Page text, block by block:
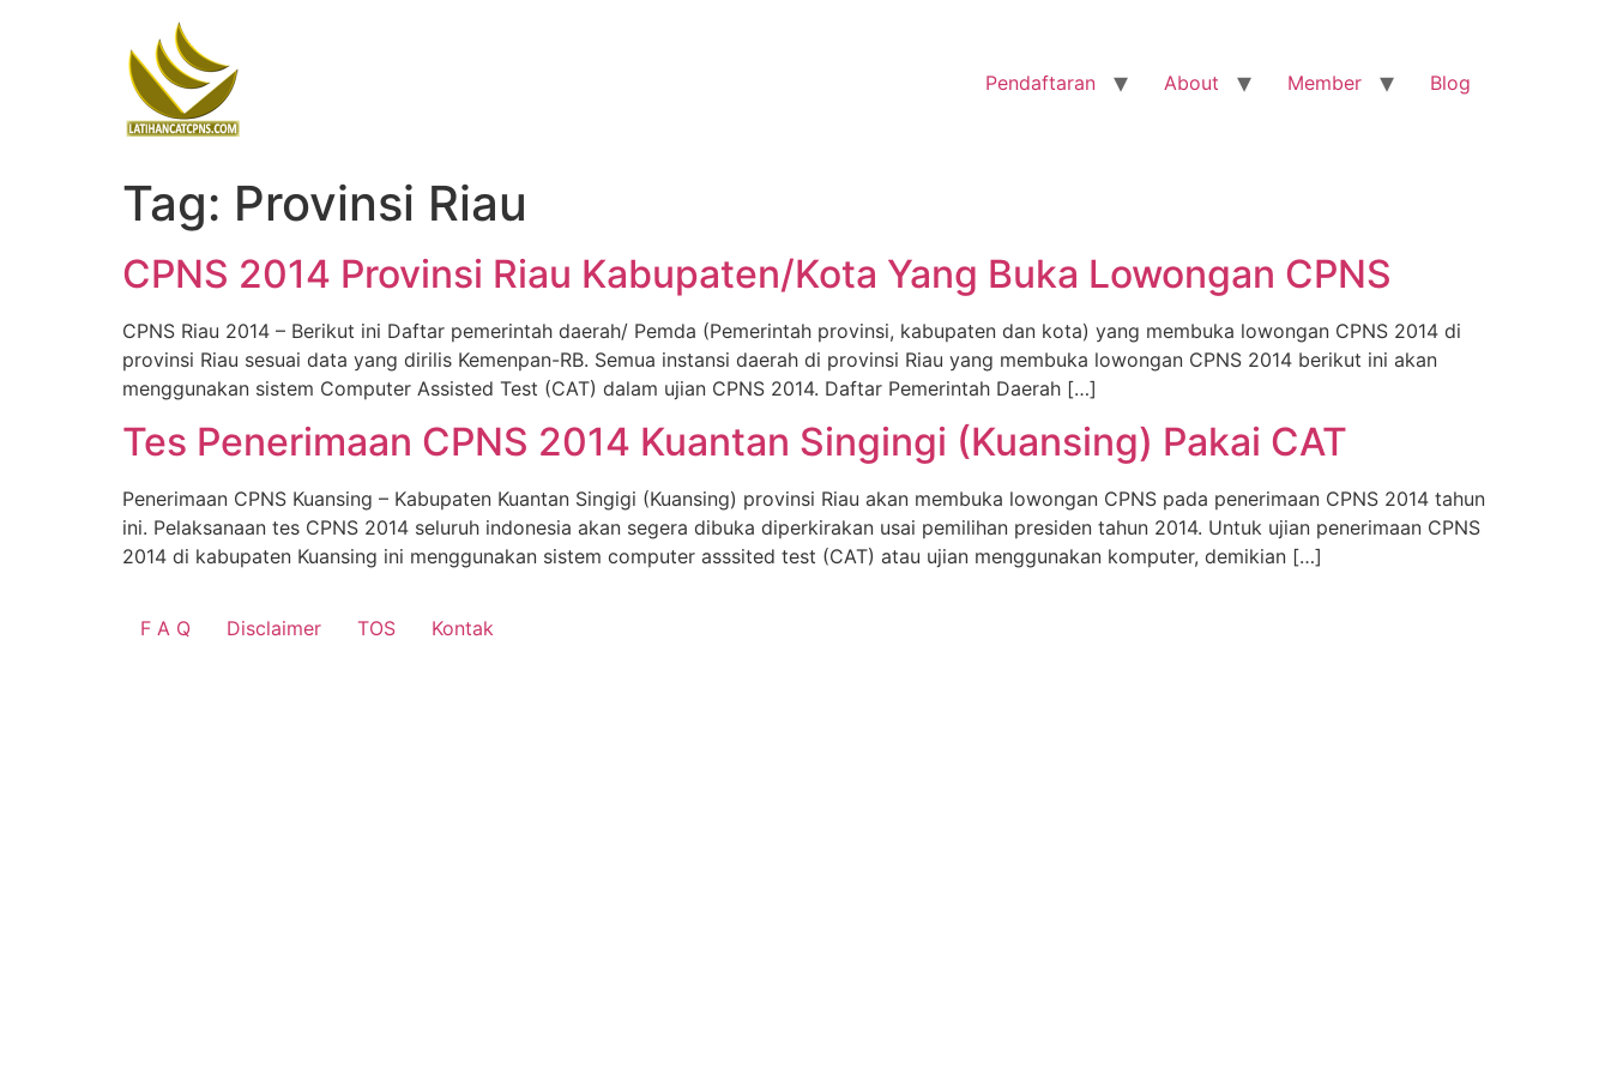
Pendaftaran About Member Blog
Tag: Provinsi Riau
CPNS 2014 Provinsi Riau Kabupaten/Kota Yang Buka Lowongan CPNS
CPNS Riau 2014 – Berikut ini Daftar pemerintah daerah/ Pemda (Pemerintah provinsi, kabupaten dan kota) yang membuka lowongan CPNS 2014 di
provinsi Riau sesuai data yang dirilis Kemenpan-RB. Semua instansi daerah di provinsi Riau yang membuka lowongan CPNS 2014 berikut ini akan
menggunakan sistem Computer Assisted Test (CAT) dalam ujian CPNS 2014. Daftar Pemerintah Daerah […]
Tes Penerimaan CPNS 2014 Kuantan Singingi (Kuansing) Pakai CAT
Penerimaan CPNS Kuansing – Kabupaten Kuantan Singigi (Kuansing) provinsi Riau akan membuka lowongan CPNS pada penerimaan CPNS 2014 tahun
ini. Pelaksanaan tes CPNS 2014 seluruh indonesia akan segera dibuka diperkirakan usai pemilihan presiden tahun 2014. Untuk ujian penerimaan CPNS
2014 di kabupaten Kuansing ini menggunakan sistem computer asssited test (CAT) atau ujian menggunakan komputer, demikian […]
F A Q Disclaimer TOS Kontak